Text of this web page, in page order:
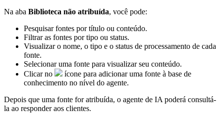
Na aba Biblioteca não atribuída, você pode:
Pesquisar fontes por título ou conteúdo.
Filtrar as fontes por tipo ou status.
Visualizar o nome, o tipo e o status de processamento de cada
fonte.
Selecionar uma fonte para visualizar seu conteúdo.
Clicar no
ícone para adicionar uma fonte à base de
conhecimento no nível do agente.
Depois que uma fonte for atribuída, o agente de IA poderá consultá-
la ao responder aos clientes.